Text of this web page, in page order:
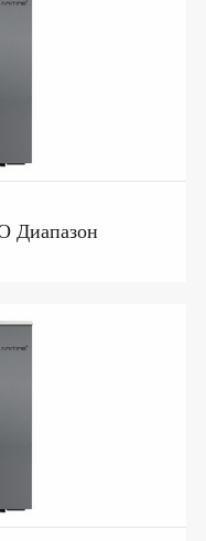
Диапазон